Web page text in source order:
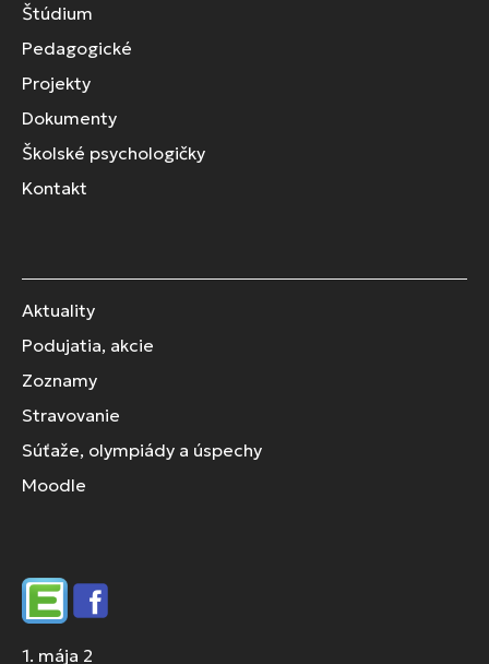
Štúdium
Pedagogické
Projekty
Dokumenty
Školské psychologičky
Kontakt
Aktuality
Podujatia, akcie
Zoznamy
Stravovanie
Súťaže, olympiády a úspechy
Moodle
EdupageFacebook
1. mája 2